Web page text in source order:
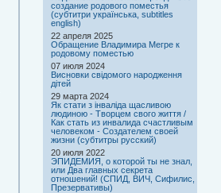
создание родового поместья
(субтитри українська, subtitles
english)
22 апреля 2025
Обращение Владимира Мегре к
родовому поместью
07 июля 2024
Висновки свідомого народження
дітей
29 марта 2024
Як стати з інваліда щасливою
людиною - Творцем свого життя /
Как стать из инвалида счастливым
человеком - Создателем своей
жизни (субтитры русский)
20 июля 2022
ЭПИДЕМИЯ, о которой ты не знал,
или Два главных секрета
отношений! (СПИД, ВИЧ, Сифилис,
Презервативы)